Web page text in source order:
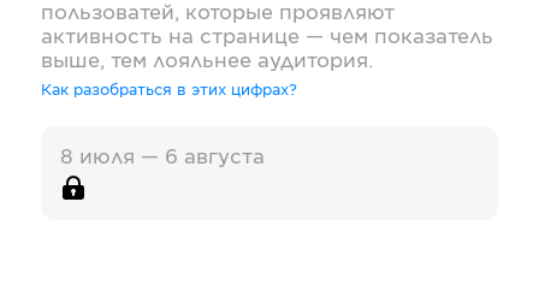
пользоватей, которые проявляют
активность на странице — чем показатель
выше, тем лояльнее аудитория.
Как разобраться в этих цифрах?
8 июля — 6 августа